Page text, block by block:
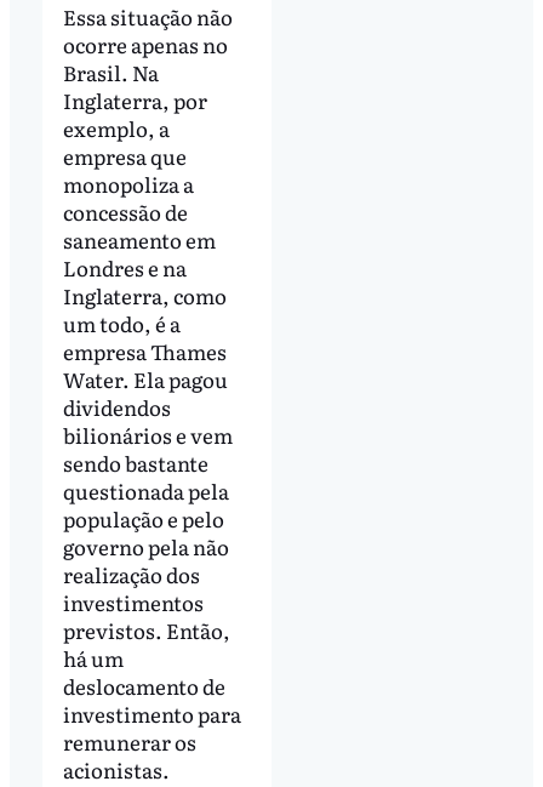
Essa situação não
ocorre apenas no
Brasil. Na
Inglaterra, por
exemplo, a
empresa que
monopoliza a
concessão de
saneamento em
Londres e na
Inglaterra, como
um todo, é a
empresa Thames
Water. Ela pagou
dividendos
bilionários e vem
sendo bastante
questionada pela
população e pelo
governo pela não
realização dos
investimentos
previstos. Então,
há um
deslocamento de
investimento para
remunerar os
acionistas.